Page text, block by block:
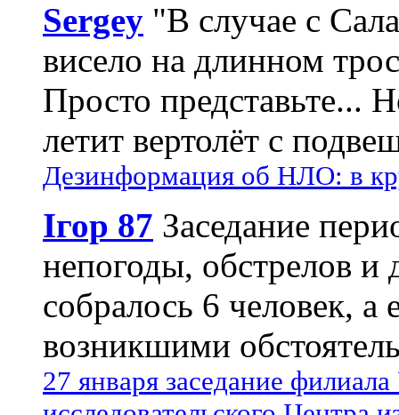
Sergey "В случае с
висело на длинном
Просто представьте...
летит вертолёт с
Дезинформация об НЛО: в
Ігор 87 Заседание
непогоды, обстрелов и
собралось 6 человек, а
возникшими
27 января заседание